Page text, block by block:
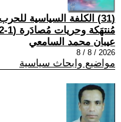
(31) الكلفة السياسية
مُنتهَكة وحريات مُصادَرة (1-2)
عيبان محمد السامعي
2026 / 8 / 8
مواضيع وابحاث سياسية